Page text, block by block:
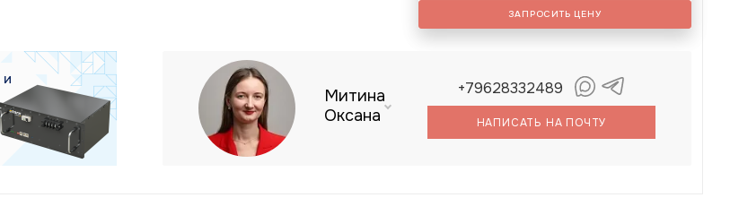
ЗАПРОСИТЬ ЦЕНУ
Митина
Оксана
+79628332489
НАПИСАТЬ НА ПОЧТУ